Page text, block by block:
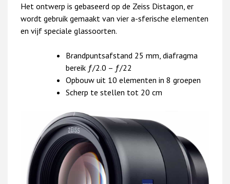
Het ontwerp is gebaseerd op de Zeiss Distagon, er
wordt gebruik gemaakt van vier a-sferische elementen
en vijf speciale glassoorten.
Brandpuntsafstand 25 mm, diafragma
bereik ƒ/2.0 – ƒ/22
Opbouw uit 10 elementen in 8 groepen
Scherp te stellen tot 20 cm